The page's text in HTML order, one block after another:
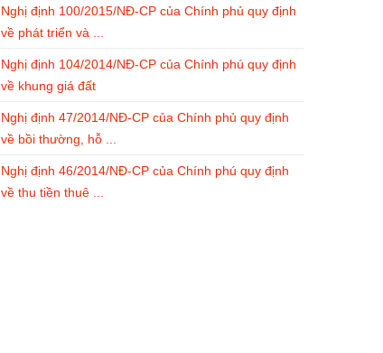
Nghị định 100/2015/NĐ-CP của Chính phủ quy định
về phát triển và ...
Nghị định 104/2014/NĐ-CP của Chính phú quy định
về khung giá đất
Nghị định 47/2014/NĐ-CP của Chính phủ quy định
về bồi thường, hỗ ...
Nghị định 46/2014/NĐ-CP của Chính phú quy định
về thu tiền thuê ...